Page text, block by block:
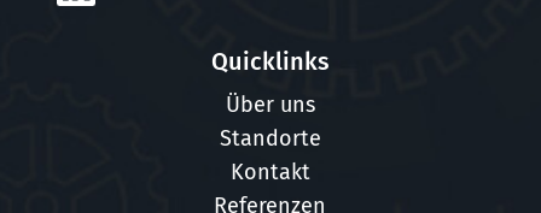
Quicklinks
Über uns
Standorte
Kontakt
Referenzen